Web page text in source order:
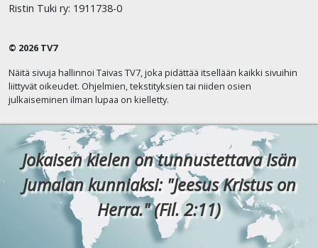
Ristin Tuki ry: 1911738-0
© 2026 TV7
Näitä sivuja hallinnoi Taivas TV7, joka pidättää itsellään kaikki sivuihin
liittyvät oikeudet. Ohjelmien, tekstityksien tai niiden osien
julkaiseminen ilman lupaa on kielletty.
Jokaisen kielen on tunnustettava Isän
Jumalan kunniaksi: "Jeesus Kristus on
Herra." (Fil. 2:11)